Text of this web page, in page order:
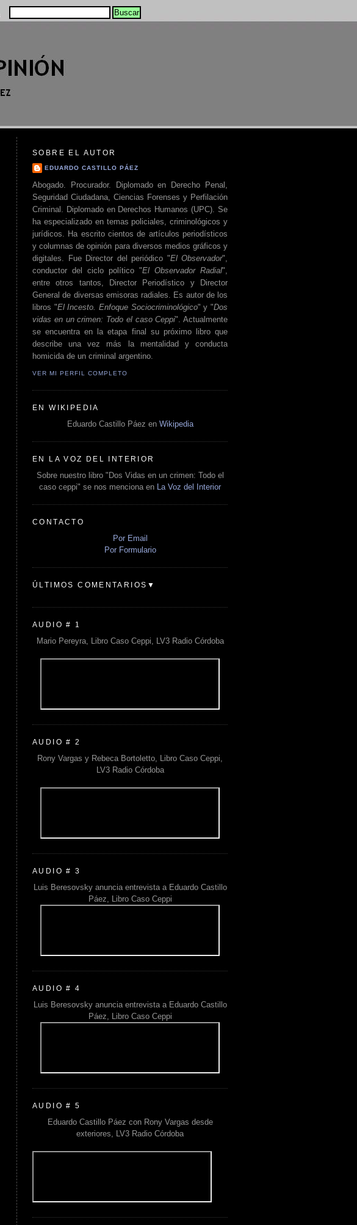
SOBRE EL AUTOR
EDUARDO CASTILLO PÁEZ
Abogado. Procurador. Diplomado en Derecho Penal,
Seguridad Ciudadana, Ciencias Forenses y Perfilación
Criminal. Diplomado en Derechos Humanos (UPC). Se
ha especializado en temas policiales, criminológicos y
jurídicos. Ha escrito cientos de artículos periodísticos
y columnas de opinión para diversos medios gráficos y
digitales. Fue Director del periódico "El Observador",
conductor del ciclo político "El Observador Radial",
entre otros tantos, Director Periodístico y Director
General de diversas emisoras radiales. Es autor de los
libros "El Incesto. Enfoque Sociocriminológico" y "Dos
vidas en un crimen: Todo el caso Ceppi". Actualmente
se encuentra en la etapa final su próximo libro que
describe una vez más la mentalidad y conducta
homicida de un criminal argentino.
VER MI PERFIL COMPLETO
EN WIKIPEDIA
Eduardo Castillo Páez en Wikipedia
EN LA VOZ DEL INTERIOR
Sobre nuestro libro "Dos Vidas en un crimen: Todo el
caso ceppi" se nos menciona en
La Voz del Interior
CONTACTO
Por Email
Por Formulario
ÚLTIMOS COMENTARIOS▼
AUDIO # 1
Mario Pereyra, Libro Caso Ceppi, LV3 Radio Córdoba
AUDIO # 2
Rony Vargas y Rebeca Bortoletto, Libro Caso Ceppi,
LV3 Radio Córdoba
AUDIO # 3
Luis Beresovsky anuncia entrevista a Eduardo Castillo
Páez, Libro Caso Ceppi
AUDIO # 4
Luis Beresovsky anuncia entrevista a Eduardo Castillo
Páez, Libro Caso Ceppi
AUDIO # 5
Eduardo Castillo Páez con Rony Vargas desde
exteriores, LV3 Radio Córdoba